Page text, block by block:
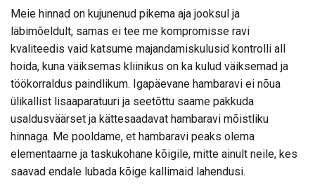
Meie hinnad on kujunenud pikema aja jooksul ja
läbimõeldult, samas ei tee me kompromisse ravi
kvaliteedis vaid katsume majandamiskulusid kontrolli all
hoida, kuna väiksemas kliinikus on ka kulud väiksemad ja
töökorraldus paindlikum. Igapäevane hambaravi ei nõua
ülikallist lisaaparatuuri ja seetõttu saame pakkuda
usaldusväärset ja kättesaadavat hambaravi mõistliku
hinnaga. Me pooldame, et hambaravi peaks olema
elementaarne ja taskukohane kõigile, mitte ainult neile, kes
saavad endale lubada kõige kallimaid lahendusi.